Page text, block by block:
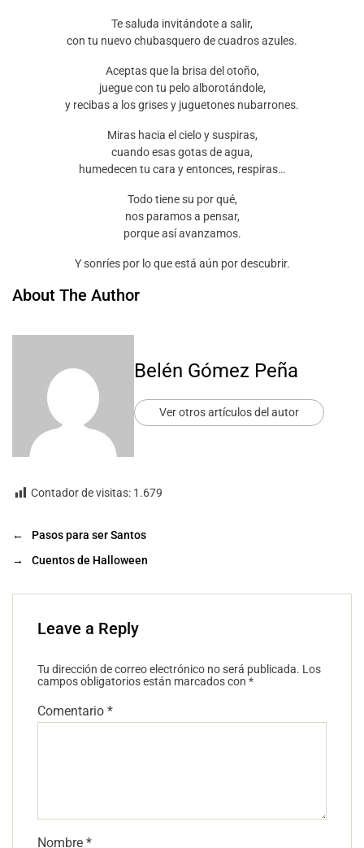
Te saluda invitándote a salir,
con tu nuevo chubasquero de cuadros azules.
Aceptas que la brisa del otoño,
juegue con tu pelo alborotándole,
y recibas a los grises y juguetones nubarrones.
Miras hacia el cielo y suspiras,
cuando esas gotas de agua,
humedecen tu cara y entonces, respiras…
Todo tiene su por qué,
nos paramos a pensar,
porque así avanzamos.
Y sonríes por lo que está aún por descubrir.
About The Author
Belén Gómez Peña
Ver otros artículos del autor
Contador de visitas: 1.679
←
Pasos para ser Santos
→
Cuentos de Halloween
Leave a Reply
Tu dirección de correo electrónico no será publicada. Los
campos obligatorios están marcados con *
Comentario *
Nombre *